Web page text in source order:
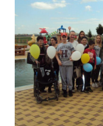
Nukić
SU OSTVARILI
BORAČKI
BORCE
SOCIJALNE
JAVNI POZIV
DVORIŠTE